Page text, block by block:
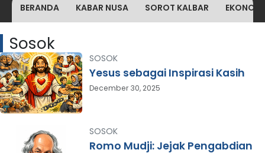
BERANDA KABAR NUSA SOROT KALBAR
Sosok
SOSOK
Yesus sebagai Inspirasi Kasih
December 30, 2025
SOSOK
Romo Mudji: Jejak Pengabdian